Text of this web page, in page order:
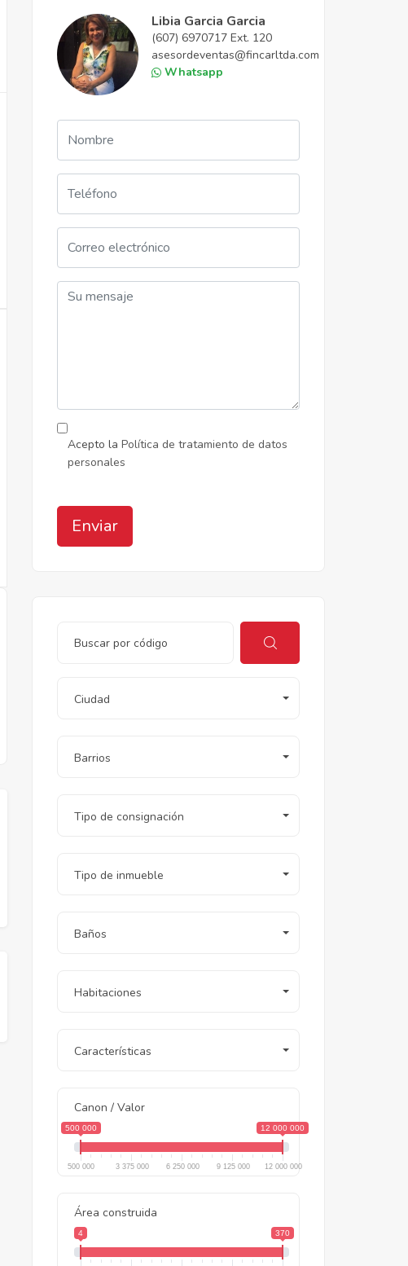
Libia Garcia Garcia
(607) 6970717 Ext. 120
asesordeventas@fincarltda.com
Whatsapp
Acepto la Política de tratamiento de datos
personales
Enviar
Ciudad
Barrios
Tipo de consignación
Tipo de inmueble
Baños
Habitaciones
Características
Canon / Valor
500 000 12 000 000
500 000 3 375 000 6 250 000 9 125 000 12 000 000
Área construida
4 370